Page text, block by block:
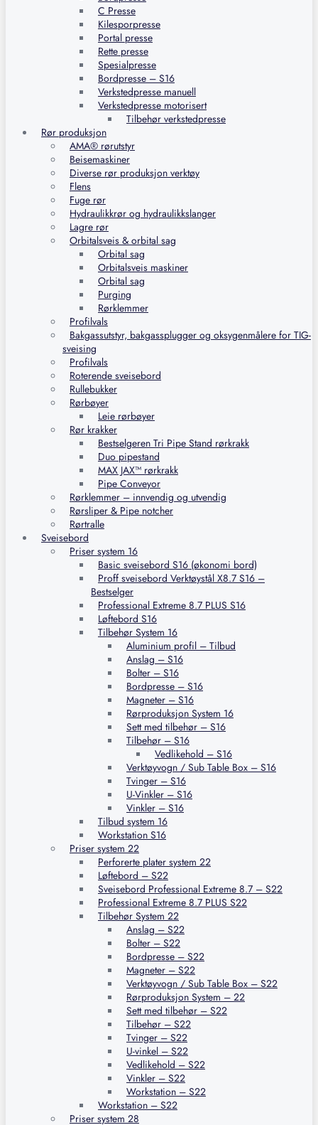
C Presse
Kilesporpresse
Portal presse
Rette presse
Spesialpresse
Bordpresse – S16
Verkstedpresse manuell
Verkstedpresse motorisert
Tilbehør verkstedpresse
Rør produksjon
AMA® rørutstyr
Beisemaskiner
Diverse rør produksjon verktøy
Flens
Fuge rør
Hydraulikkrør og hydraulikkslanger
Lagre rør
Orbitalsveis & orbital sag
Orbital sag
Orbitalsveis maskiner
Orbital sag
Purging
Rørklemmer
Profilvals
Bakgassutstyr, bakgassplugger og oksygenmålere for TIG-
sveising
Profilvals
Roterende sveisebord
Rullebukker
Rørbøyer
Leie rørbøyer
Rør krakker
Bestselgeren Tri Pipe Stand rørkrakk
Duo pipestand
MAX JAX™ rørkrakk
Pipe Conveyor
Rørklemmer – innvendig og utvendig
Rørsliper & Pipe notcher
Rørtralle
Sveisebord
Priser system 16
Basic sveisebord S16 (økonomi bord)
Proff sveisebord Verktøystål X8.7 S16 –
Bestselger
Professional Extreme 8.7 PLUS S16
Løftebord S16
Tilbehør System 16
Aluminium profil – Tilbud
Anslag – S16
Bolter – S16
Bordpresse – S16
Magneter – S16
Rørproduksjon System 16
Sett med tilbehør – S16
Tilbehør – S16
Vedlikehold – S16
Verktøyvogn / Sub Table Box – S16
Tvinger – S16
U-Vinkler – S16
Vinkler – S16
Tilbud system 16
Workstation S16
Priser system 22
Perforerte plater system 22
Løftebord – S22
Sveisebord Professional Extreme 8.7 – S22
Professional Extreme 8.7 PLUS S22
Tilbehør System 22
Anslag – S22
Bolter – S22
Bordpresse – S22
Magneter – S22
Verktøyvogn / Sub Table Box – S22
Rørproduksjon System – 22
Sett med tilbehør – S22
Tilbehør – S22
Tvinger – S22
U-vinkel – S22
Vedlikehold – S22
Vinkler – S22
Workstation – S22
Workstation – S22
Priser system 28